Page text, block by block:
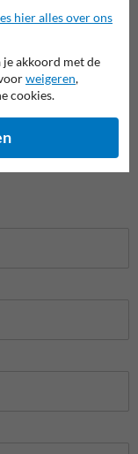
BPR
hier alles over ons
akkoord met de
weigeren,
cookies.